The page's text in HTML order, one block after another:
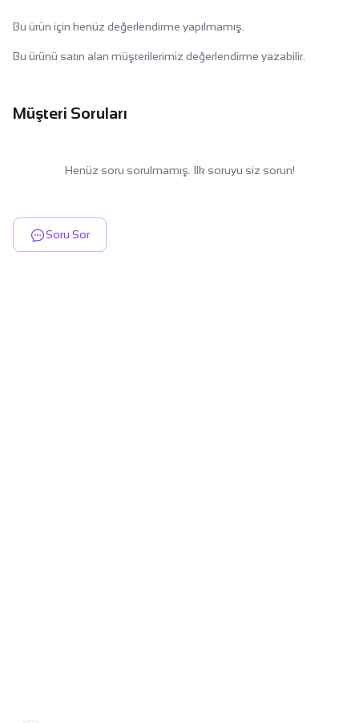
Bu ürün için henüz değerlendirme yapılmamış.
Bu ürünü satın alan müşterilerimiz değerlendirme yazabilir.
Müşteri Soruları
Henüz soru sorulmamış. İlk soruyu siz sorun!
Soru Sor